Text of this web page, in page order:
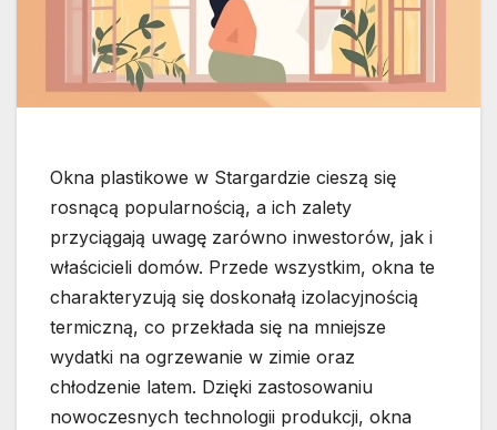
Okna plastikowe w Stargardzie cieszą się
rosnącą popularnością, a ich zalety
przyciągają uwagę zarówno inwestorów, jak i
właścicieli domów. Przede wszystkim, okna te
charakteryzują się doskonałą izolacyjnością
termiczną, co przekłada się na mniejsze
wydatki na ogrzewanie w zimie oraz
chłodzenie latem. Dzięki zastosowaniu
nowoczesnych technologii produkcji, okna